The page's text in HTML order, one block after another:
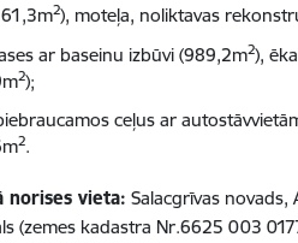
2), moteļa, noliktavas
ar baseinu izbūvi (989,2m2),
2);
ceļus ar
2.
norises vieta: Salacgrīvas
(zemes kadastra Nr.6625 003